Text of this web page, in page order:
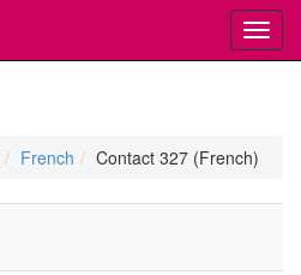
French Contact 327 (French)